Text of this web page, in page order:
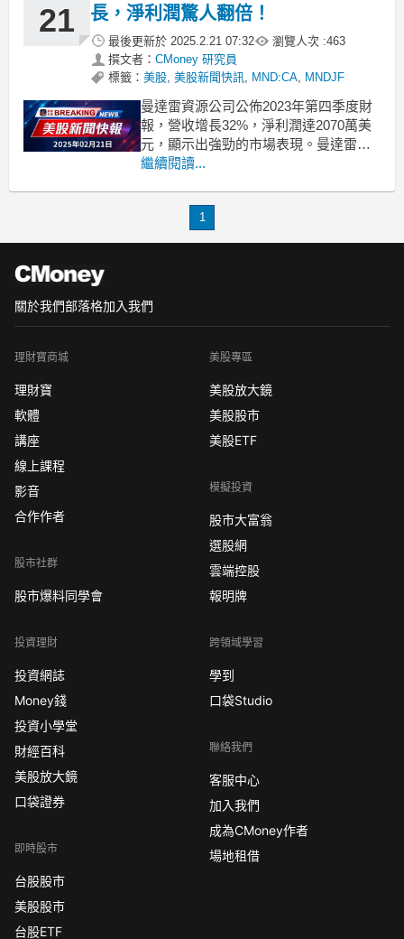
21
長，淨利潤驚人翻倍！
最後更新於 2025.2.21 07:32 瀏覽人次 :463
撰文者： CMoney 研究員
標籤： 美股, 美股新聞快訊, MND:CA, MNDJF
曼達雷資源公司公佈2023年第四季度財
報，營收增長32%，淨利潤達2070萬美
元，顯示出強勁的市場表現。曼達雷資
源公司（Mandalay Resources）近日發
入達到6680萬美元，較去年同期增長了
繼續閱讀...
1
關於我們部落格加入我們
理財寶商城
理財寶
軟體
講座
線上課程
影音
合作作者
股市社群
股市爆料同學會
投資理財
投資網誌
Money錢
投資小學堂
財經百科
美股放大鏡
口袋證券
即時股市
台股股市
美股股市
台股ETF
美股專區
美股放大鏡
美股股市
美股ETF
模擬投資
股市大富翁
選股網
雲端控股
報明牌
跨領域學習
學到
口袋Studio
聯絡我們
客服中心
加入我們
成為CMoney作者
場地租借